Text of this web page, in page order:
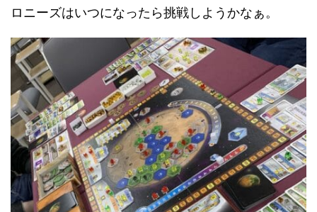
ロニーズはいつになったら挑戦しようかなぁ。